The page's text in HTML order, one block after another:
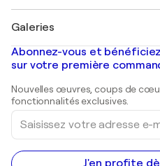
Banksy
Mr. Brainwash
Shepard Fairey
Tableaux abstraits à vendre
Peintures de paysage
Estampes
Peintures acryliques
Galeries
Galeries d'art en France
Galeries d'art en Belgique
Abonnez-vous et
sur votre première
Nouvelles œuvres, coups de
fonctionnalités exclusives.
Saisissez
votre
adresse
e-
mail
J'en profite